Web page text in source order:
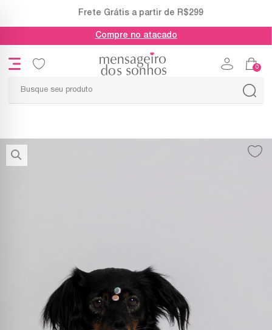
Frete Grátis a partir de R$299
Compre no atacado
0